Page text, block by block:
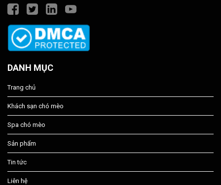
DANH MỤC
Trang chủ
Khách sạn chó mèo
Spa chó mèo
Sản phẩm
Tin tức
Liên hệ